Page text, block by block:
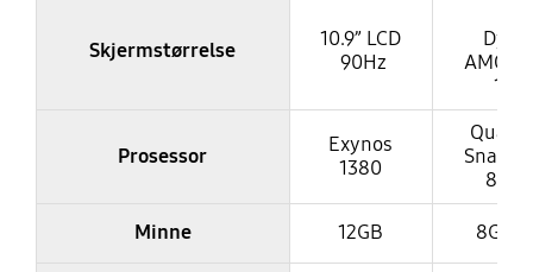
Skjermstørrelse
10.9” LCD
90Hz
Prosessor
Exynos
1380
8
Minne 12GB